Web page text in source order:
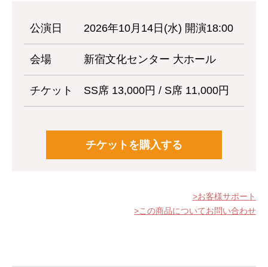
公演日 2026年10月14日(水) 開演18:00
会場 新宿文化センター 大ホール
チケット SS席 13,000円 / S席 11,000円
チケットを購入する
お客様サポート
この商品についてお問い合わせ